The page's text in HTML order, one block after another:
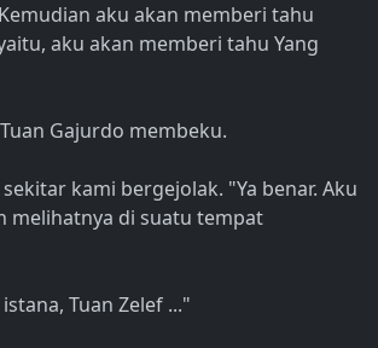
aku akan memberi tahu
aku akan memberi tahu Yang
Gajurdo membeku.
kami bergejolak. "Ya benar. Aku
melihatnya di suatu tempat
Tuan Zelef ..."